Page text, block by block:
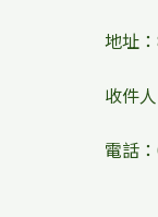
地址
收件
電話